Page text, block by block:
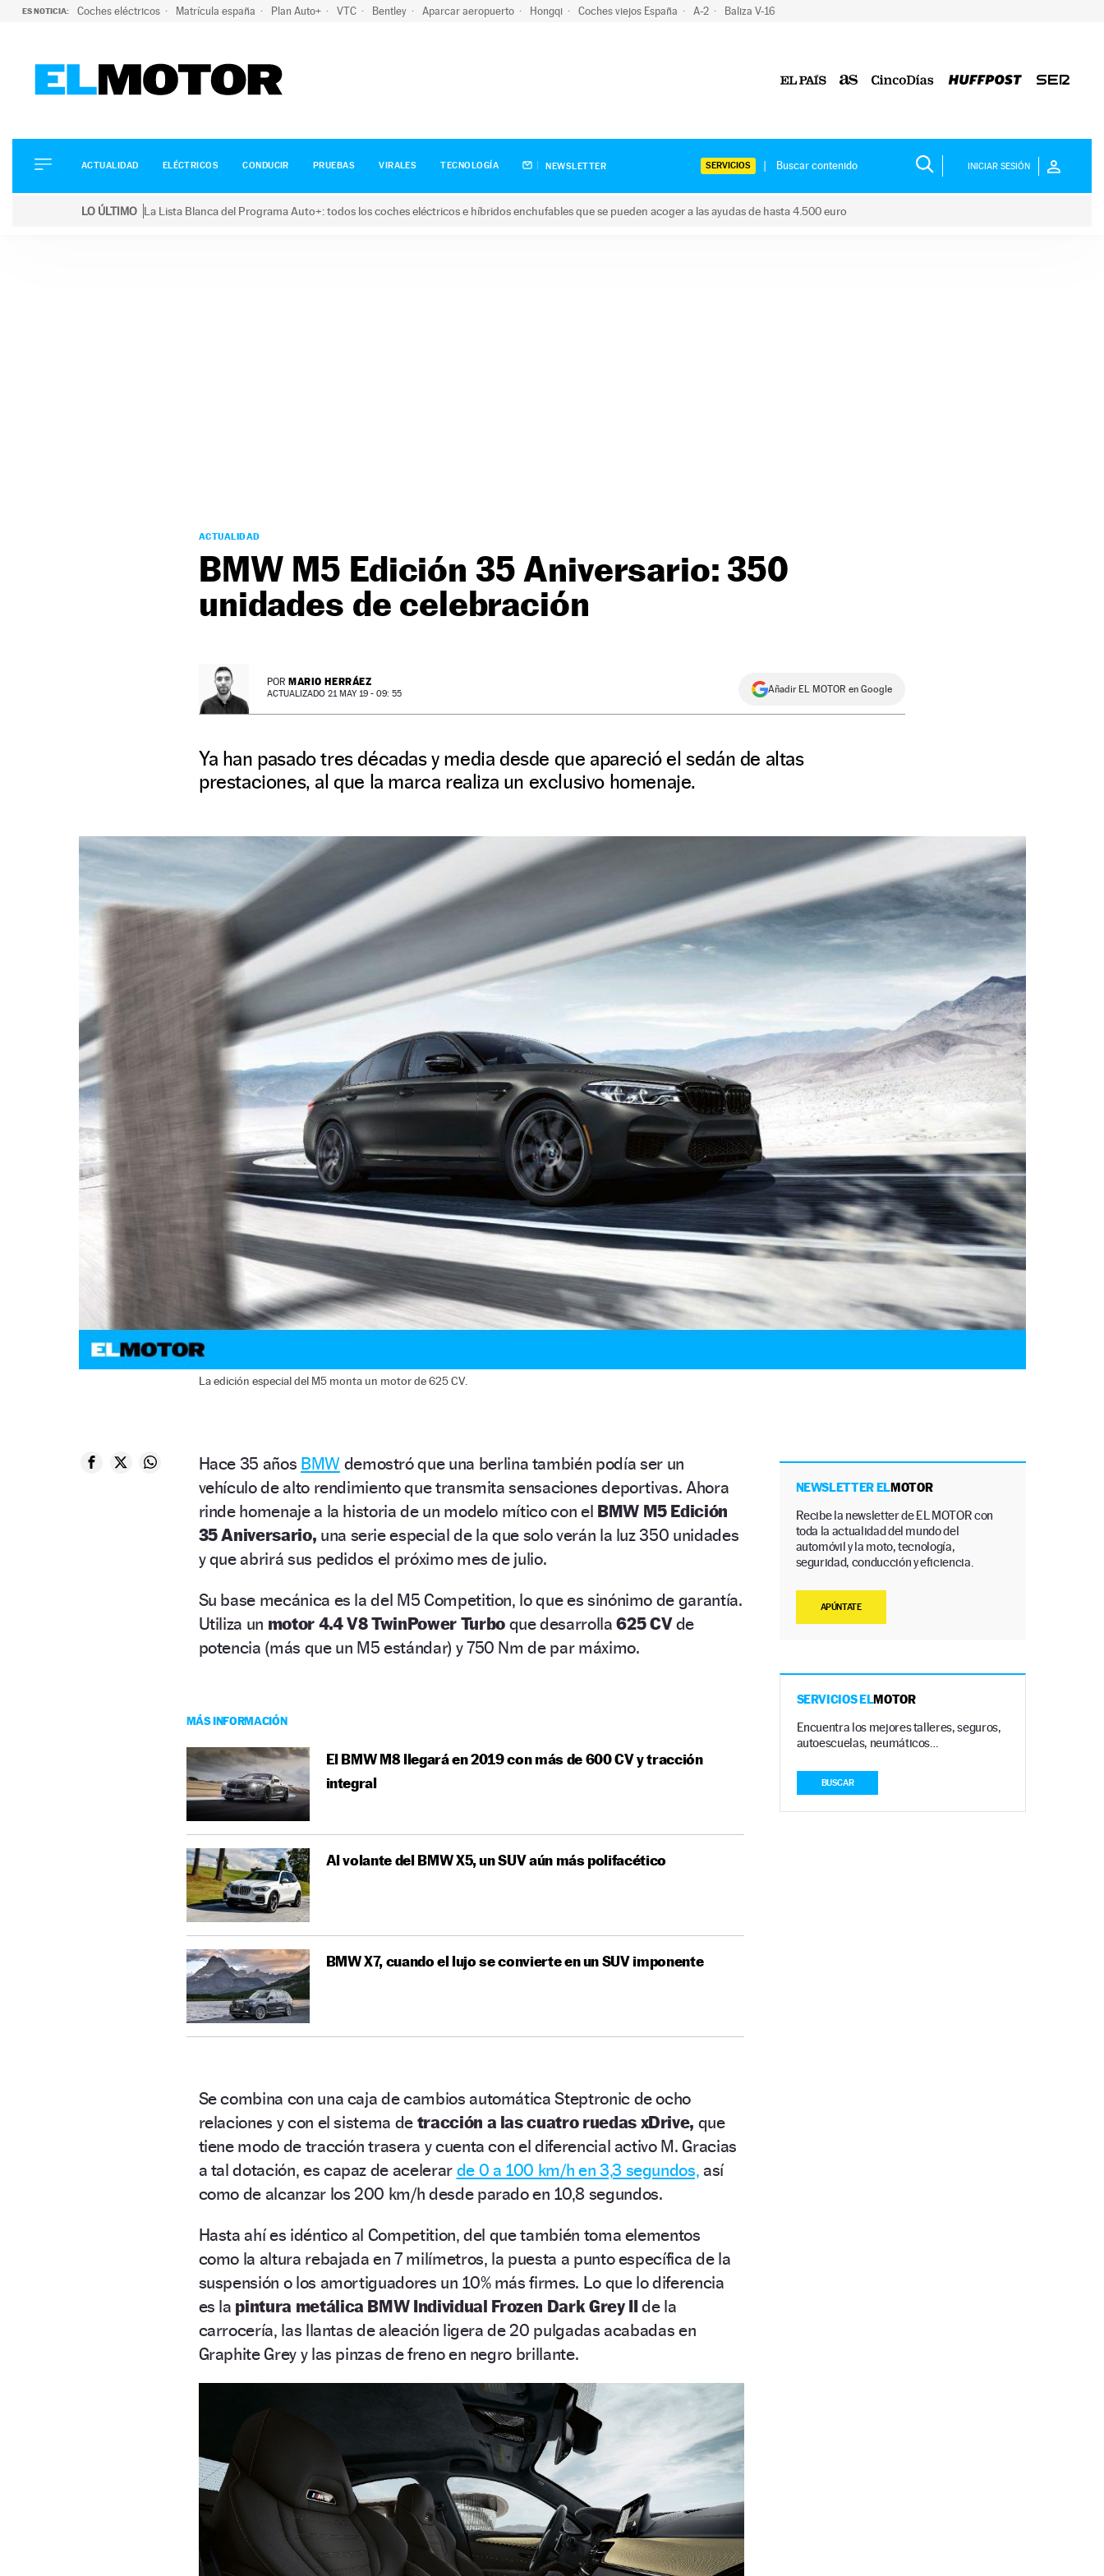
ES NOTICIA: Coches eléctricos Matrícula españa Plan Auto+ VTC Bentley Aparcar aeropuerto Hongqi Coches viejos España A-2 Baliza V-16
ELÉCTRICOS
CONDUCIR
ACTUALIDAD ELÉCTRICOS CONDUCIR PRUEBAS VIRALES TECNOLOGÍA NEWSLETTER SERVICIOS INICIAR SESIÓN
LO ÚLTIMO La Lista Blanca del Programa Auto+: todos los coches eléctricos e híbridos enchufables que se pueden acoger a las ayudas de hasta 4.500 euro
ACTUALIDAD
BMW M5 Edición 35 Aniversario: 350
unidades de celebración
POR MARIO HERRÁEZ
ACTUALIZADO 21 MAY 19 - 09: 55 Añadir EL MOTOR en Google
Ya han pasado tres décadas y media desde que apareció el sedán de altas
prestaciones, al que la marca realiza un exclusivo homenaje.
La edición especial del M5 monta un motor de 625 CV.
Hace 35 años BMWdemostró que una berlina también podía ser un
vehículo de alto rendimiento que transmita sensaciones deportivas. Ahora
rinde homenaje a la historia de un modelo mítico con el BMW M5 Edición
35 Aniversario, una serie especial de la que solo verán la luz 350 unidades
y que abrirá sus pedidos el próximo mes de julio.
Su base mecánica es la del M5 Competition, lo que es sinónimo de garantía.
Utiliza un motor 4.4 V8 TwinPower Turboque desarrolla625 CVde
potencia (más que un M5 estándar) y 750 Nm de par máximo.
MÁS INFORMACIÓN
El BMW M8 llegará en 2019 con más de 600 CV y tracción
integral
Al volante del BMW X5, un SUV aún más polifacético
BMW X7, cuando el lujo se convierte en un SUV imponente
Se combina con una caja de cambios automática Steptronic de ocho
relaciones y con el sistema de tracción a las cuatro ruedas xDrive, que
tiene modo de tracción trasera y cuenta con el diferencial activo M. Gracias
a tal dotación, es capaz de acelerar de 0 a 100 km/h en 3,3 segundos, así
como de alcanzar los 200 km/h desde parado en 10,8 segundos.
Hasta ahí es idéntico al Competition, del que también toma elementos
como la altura rebajada en 7 milímetros, la puesta a punto específica de la
suspensión o los amortiguadores un 10% más firmes. Lo que lo diferencia
es la pintura metálica BMW Individual Frozen Dark Grey IIde la
carrocería, las llantas de aleación ligera de 20 pulgadas acabadas en
Graphite Grey y las pinzas de freno en negro brillante.
NEWSLETTER ELMOTOR
Recibe la newsletter de EL MOTOR con
toda la actualidad del mundo del
automóvil y la moto, tecnología,
seguridad, conducción y eficiencia.
APÚNTATE
SERVICIOS ELMOTOR
Encuentra los mejores talleres, seguros,
autoescuelas, neumáticos…
BUSCAR